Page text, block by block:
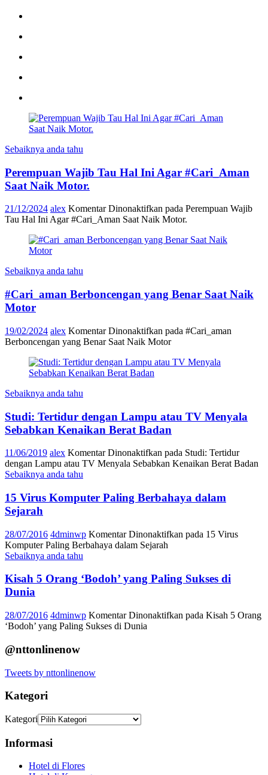
Sebaiknya anda tahu
Perempuan Wajib Tau Hal Ini Agar #Cari_Aman
Saat Naik Motor.
21/12/2024 alex Komentar Dinonaktifkan pada Perempuan Wajib
Tau Hal Ini Agar #Cari_Aman Saat Naik Motor.
Sebaiknya anda tahu
#Cari_aman Berboncengan yang Benar Saat Naik
Motor
19/02/2024 alex Komentar Dinonaktifkan pada #Cari_aman
Berboncengan yang Benar Saat Naik Motor
Sebaiknya anda tahu
Studi: Tertidur dengan Lampu atau TV Menyala
Sebabkan Kenaikan Berat Badan
11/06/2019 alex Komentar Dinonaktifkan pada Studi: Tertidur
dengan Lampu atau TV Menyala Sebabkan Kenaikan Berat Badan
Sebaiknya anda tahu
15 Virus Komputer Paling Berbahaya dalam
Sejarah
28/07/2016 4dminwp Komentar Dinonaktifkan pada 15 Virus
Komputer Paling Berbahaya dalam Sejarah
Sebaiknya anda tahu
Kisah 5 Orang ‘Bodoh’ yang Paling Sukses di
Dunia
28/07/2016 4dminwp Komentar Dinonaktifkan pada Kisah 5 Orang
‘Bodoh’ yang Paling Sukses di Dunia
@nttonlinenow
Tweets by nttonlinenow
Kategori
Kategori
Informasi
Hotel di Flores